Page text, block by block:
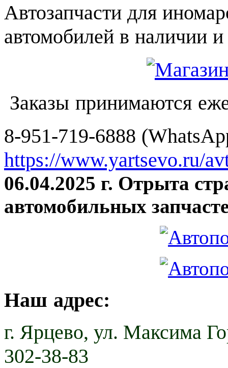
Автозапчасти для
автомобилей в наличии и
Заказы принимаются
8-951-719-6888
https://www.yartsevo.ru/
06.04.2025 г. Отрыта
автомобильных
Наш адрес:
г. Ярцево, ул. Максима
302-38-83